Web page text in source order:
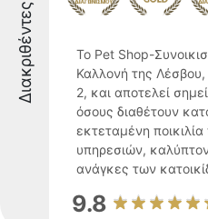
Διακριθέντες
Το Pet Shop-
Καλλονή της
2, και αποτελεί
όσους διαθέτουν
εκτεταμένη
υπηρεσιών,
ανάγκες των
9.8